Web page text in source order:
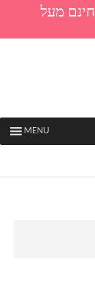
משלוח חינם מעל
MENU